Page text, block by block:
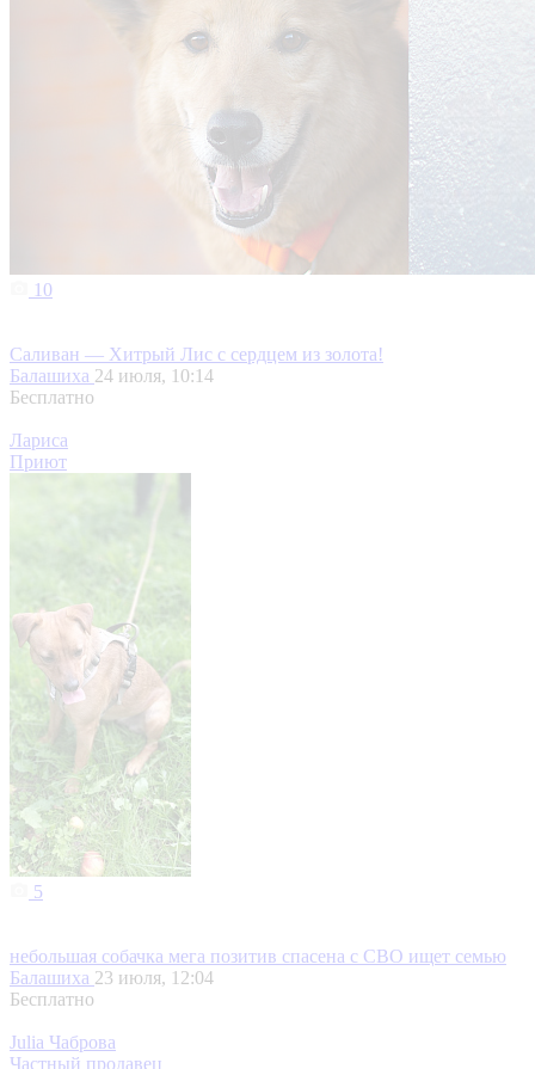
10
Саливан — Хитрый Лис с сердцем из золота!
Балашиха 24 июля, 10:14
Бесплатно
Лариса
Приют
5
небольшая собачка мега позитив спасена с СВО ищет семью
Балашиха 23 июля, 12:04
Бесплатно
Julia Чаброва
Частный продавец